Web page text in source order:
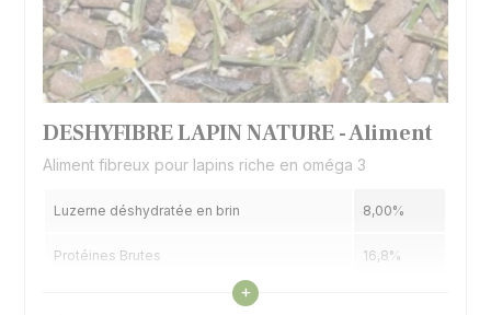
DESHYFIBRE LAPIN NATURE - Aliment
Aliment fibreux pour lapins riche en oméga 3
Luzerne déshydratée en brin 8,00%
Protéines Brutes 16,8%
Voir les caractéristiques
+